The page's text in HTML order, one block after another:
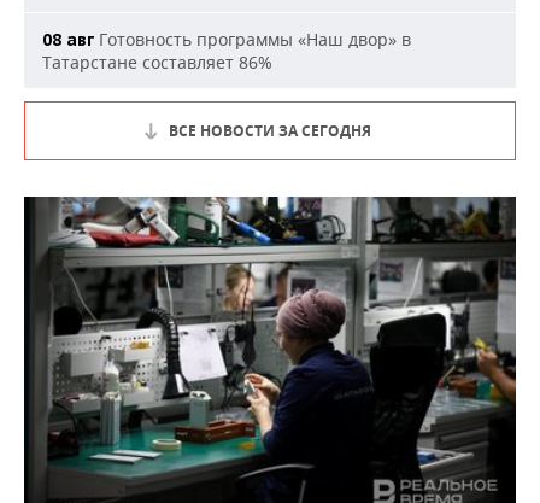
08 авг Готовность программы «Наш двор» в
Татарстане составляет 86%
ВСЕ НОВОСТИ ЗА СЕГОДНЯ